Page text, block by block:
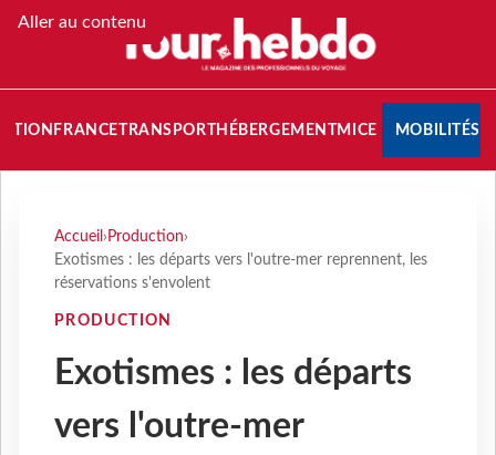
Aller au contenu
FRANCETRANSPORT HÉBERGEMENTMICE MOBILITÉS
Accueil › Production›
Exotismes : les départs vers l'outre-mer reprennent, les
réservations s'envolent
PRODUCTION
Exotismes : les départs
vers l'outre-mer